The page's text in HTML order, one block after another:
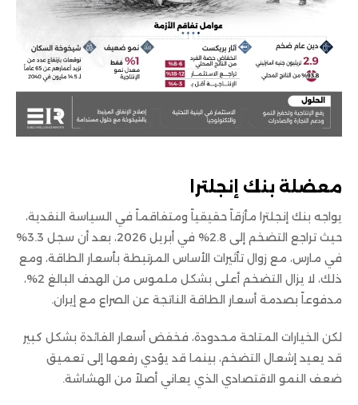
معضلة بنك إنجلترا
يواجه بنك إنجلترا مأزقاً حقيقياً ومتفاقماً في السياسة النقدية،
حيث تراجع التضخم إلى 2.8% في أبريل 2026، بعد أن سجل 3.3%
في مارس، مع زوال تأثيرات الأساس المرتبطة بأسعار الطاقة، ومع
ذلك، لا يزال التضخم أعلى بشكل ملموس من الهدف البالغ 2%،
مدفوعاً بصدمة أسعار الطاقة الناتجة عن الصراع مع إيران.
لكن الخيارات المتاحة محدودة، فخفض أسعار الفائدة بشكل كبير
قد يعيد إشعال التضخم، بينما قد يؤدي رفعها إلى تعميق
ضعف النمو الاقتصادي الذي يعاني أصلاً من الهشاشة.